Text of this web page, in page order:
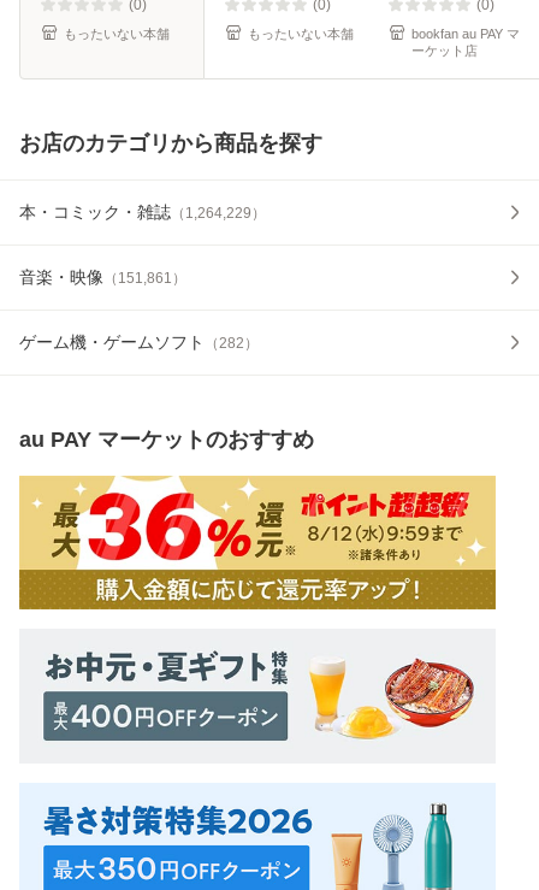
料】
(0)
もったいない本舗
(0)
もったいない本舗
(0)
bookfan au PAY マ
ーケット店
お店のカテゴリから商品を探す
本・コミック・雑誌 （ 1,264,229 ）
音楽・映像 （ 151,861 ）
ゲーム機・ゲームソフト （282 ）
au PAY マーケットのおすすめ